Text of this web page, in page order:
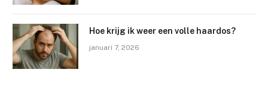
Hoe krijg ik weer een volle haardos?
januari 7, 2026